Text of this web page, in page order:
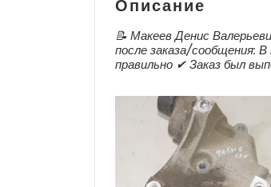
Описание
📝 Макеев Денис
после заказа/сообщения:
правильно ✔ Заказ был